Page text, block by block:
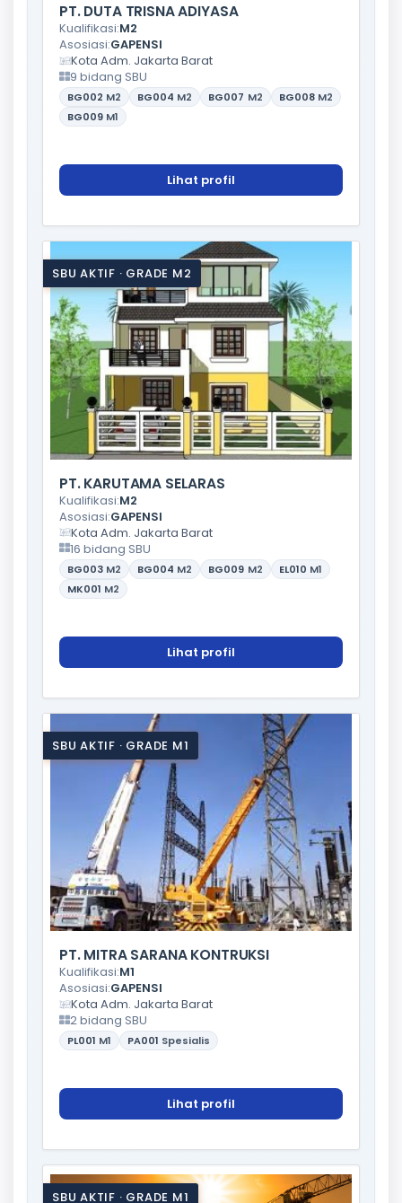
PT. DUTA TRISNA ADIYASA
Kualifikasi:M2
Asosiasi:GAPENSI
Kota Adm. Jakarta Barat
9 bidang SBU
BG002 M2 BG004 M2 BG007 M2 BG008 M2
BG009 M1
Lihat profil
SBU AKTIF · GRADE M2
PT. KARUTAMA SELARAS
Kualifikasi:M2
Asosiasi:GAPENSI
Kota Adm. Jakarta Barat
16 bidang SBU
BG003 M2 BG004 M2 BG009 M2 EL010 M1
MK001 M2
Lihat profil
SBU AKTIF · GRADE M1
PT. MITRA SARANA KONTRUKSI
Kualifikasi:M1
Asosiasi:GAPENSI
Kota Adm. Jakarta Barat
2 bidang SBU
PL001 M1 PA001 Spesialis
Lihat profil
SBU AKTIF · GRADE M1